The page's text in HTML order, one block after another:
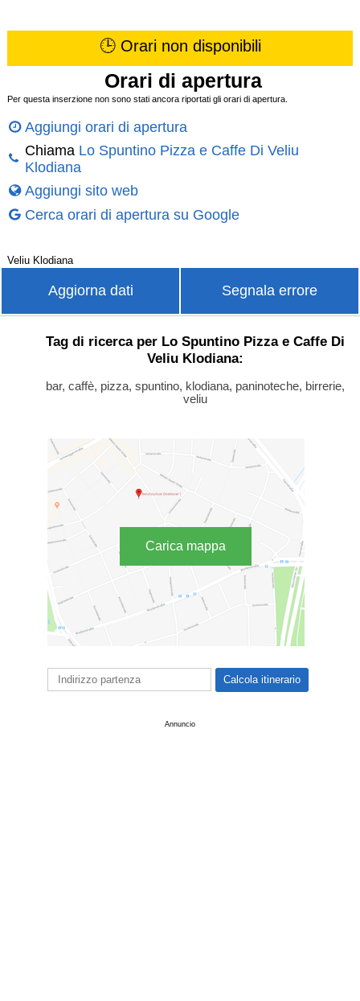
🕒 Orari non disponibili
Orari di apertura
Per questa inserzione non sono stati ancora riportati gli orari di apertura.
Aggiungi orari di apertura
Chiama Lo Spuntino Pizza e Caffe Di Veliu
Klodiana
Aggiungi sito web
Cerca orari di apertura su Google
Veliu Klodiana
Aggiorna dati Segnala errore
Tag di ricerca per Lo Spuntino Pizza e Caffe Di
Veliu Klodiana:
bar, caffè, pizza, spuntino, klodiana, paninoteche, birrerie,
veliu
Carica mappa
Annuncio